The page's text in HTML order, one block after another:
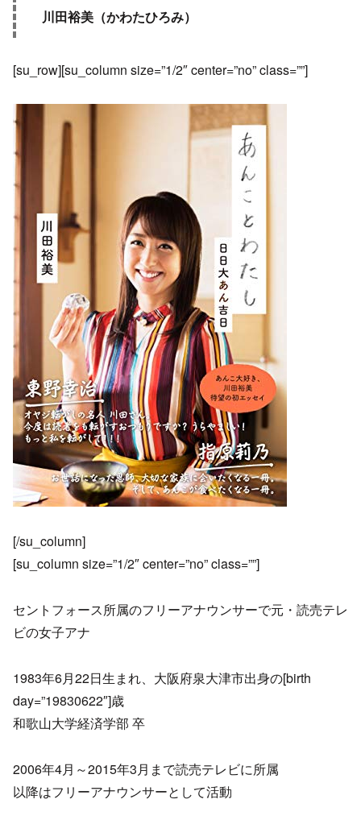
川田裕美（かわたひろみ）
[su_row][su_column size=”1/2″ center=”no” class=””]
[/su_column]
[su_column size=”1/2″ center=”no” class=””]
セントフォース所属のフリーアナウンサーで元・読売テレ
ビの女子アナ
1983年6月22日生まれ、大阪府泉大津市出身の[birth
day=”19830622″]歳
和歌山大学経済学部 卒
2006年4月～2015年3月まで読売テレビに所属
以降はフリーアナウンサーとして活動